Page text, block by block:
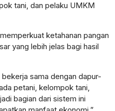
tani, dan pelaku UMKM
ketahanan pangan
yang lebih jelas bagi hasil
sama dengan dapur-
petani, kelompok tani,
bagian dari sistem ini